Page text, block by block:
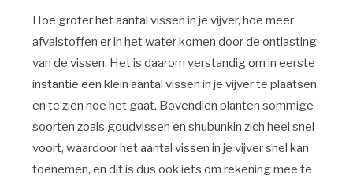
Hoe groter het aantal vissen in je vijver, hoe meer
afvalstoffen er in het water komen door de ontlasting
van de vissen. Het is daarom verstandig om in eerste
instantie een klein aantal vissen in je vijver te plaatsen
en te zien hoe het gaat. Bovendien planten sommige
soorten zoals goudvissen en shubunkin zich heel snel
voort, waardoor het aantal vissen in je vijver snel kan
toenemen, en dit is dus ook iets om rekening mee te